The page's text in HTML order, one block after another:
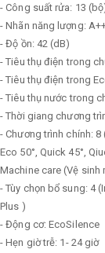
- Công suất rửa: 13
- Nhãn năng lượng:
- Độ ồn: 42 (dB)
- Tiêu thụ điện trong
- Tiêu thụ điện trong
- Tiêu thụ nước trong
- Thời giang chương
- Chương trình chính: 8
Eco 50°, Quick 45°,
Machine care (Vệ sinh
- Tùy chọn bổ sung: 4
Plus )
- Động cơ: EcoSilence
- Hẹn giờ trễ: 1- 24 giờ